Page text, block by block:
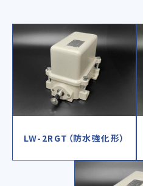
LW-2RGT （防水強化形）